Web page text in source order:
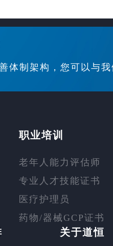
体制架构，您可以与我
职业培训
老年人能力评估师
专业人才技能证书
医疗护理员
药物/器械GCP证书
关于道恒